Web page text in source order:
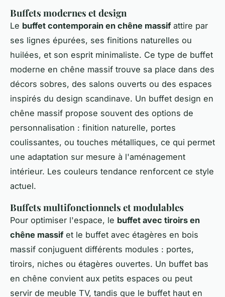
Buffets modernes et design
Le buffet contemporain en chêne massifattire par
ses lignes épurées, ses finitions naturelles ou
huilées, et son esprit minimaliste. Ce type de buffet
moderne en chêne massif trouve sa place dans des
décors sobres, des salons ouverts ou des espaces
inspirés du design scandinave. Un buffet design en
chêne massif propose souvent des options de
personnalisation : finition naturelle, portes
coulissantes, ou touches métalliques, ce qui permet
une adaptation sur mesure à l'aménagement
intérieur. Les couleurs tendance renforcent ce style
actuel.
Buffets multifonctionnels et modulables
Pour optimiser l'espace, le buffet avec tiroirs en
chêne massifet le buffet avec étagères en bois
massif conjuguent différents modules : portes,
tiroirs, niches ou étagères ouvertes. Un buffet bas
en chêne convient aux petits espaces ou peut
servir de meuble TV, tandis que le buffet haut en